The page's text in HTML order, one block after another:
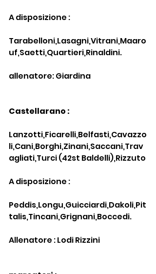
A disposizione :
Tarabelloni,Lasagni,Vitrani,Maaro
uf,Saetti,Quartieri,Rinaldini.
allenatore: Giardina
Castellarano :
Lanzotti,Ficarelli,Belfasti,Cavazzo
li,Cani,Borghi,Zinani,Saccani,Trav
agliati,Turci (42st Baldelli),Rizzuto
A disposizione :
Peddis,Longu,Guicciardi,Dakoli,Pit
talis,Tincani,Grignani,Boccedi.
Allenatore : Lodi Rizzini